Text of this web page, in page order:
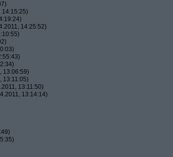
14:15:25)
14:25:52)
13:06:59)
13:11:05)
13:11:50)
13:14:14)